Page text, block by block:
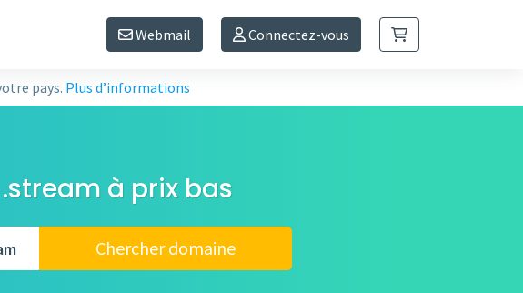
Webmail Connectez-vous
pays. Plus d’informations
à prix bas
Chercher domaine